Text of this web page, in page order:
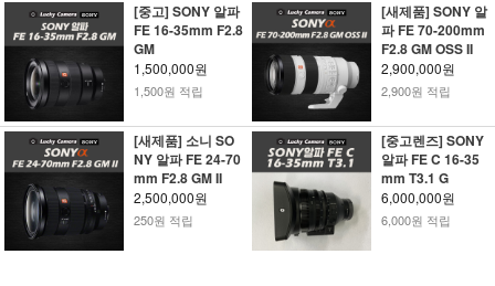
[중고] SONY 알파
FE 16-35mm F2.8
GM
1,500,000원
1,500원 적립
[새제품] SONY 알
파 FE 70-200mm
F2.8 GM OSS II
2,900,000원
2,900원 적립
[새제품] 소니 SO
NY 알파 FE 24-70
mm F2.8 GM II
2,500,000원
250원 적립
[중고렌즈] SONY
알파 FE C 16-35
mm T3.1 G
6,000,000원
6,000원 적립